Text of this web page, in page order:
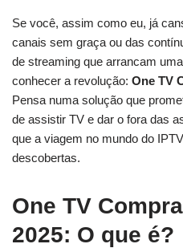
Se você, assim como eu, já
canais sem graça ou das
de streaming que arrancam
conhecer a revolução: One TV
Pensa numa solução que
de assistir TV e dar o fora das
que a viagem no mundo do
descobertas.
One TV
2025: O que é?